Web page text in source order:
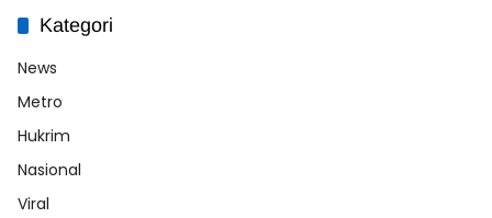
Kategori
News
Metro
Hukrim
Nasional
Viral